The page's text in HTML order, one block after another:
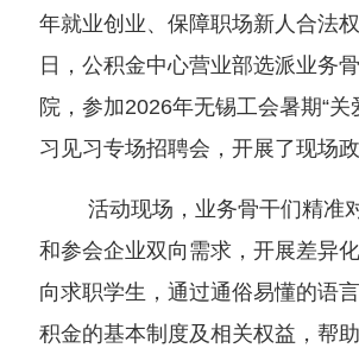
年就业创业、保障职场新人合法
日，公积金中心营业部选派业务
院，参加2026年无锡工会暑期“关
习见习专场招聘会，开展了现场政
活动现场，业务骨干们精准
和参会企业双向需求，开展差异
向求职学生，通过通俗易懂的语
积金的基本制度及相关权益，帮